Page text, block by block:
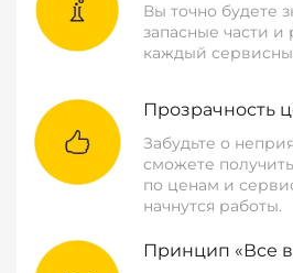
Вы точно будете
запасные части и
каждый
Прозрачность
Забудьте о
сможете
по ценам и
начнутся работы.
Принцип «Все